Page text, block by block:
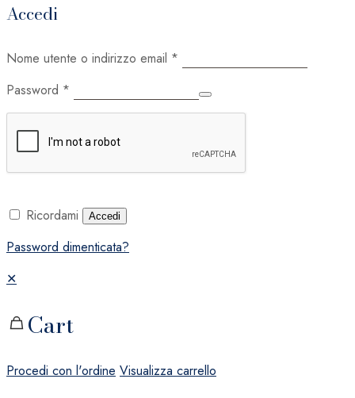
Accedi
Nome utente o indirizzo email *
Password *
Ricordami Accedi
Password dimenticata?
✕
Cart
Procedi con l'ordine Visualizza carrello